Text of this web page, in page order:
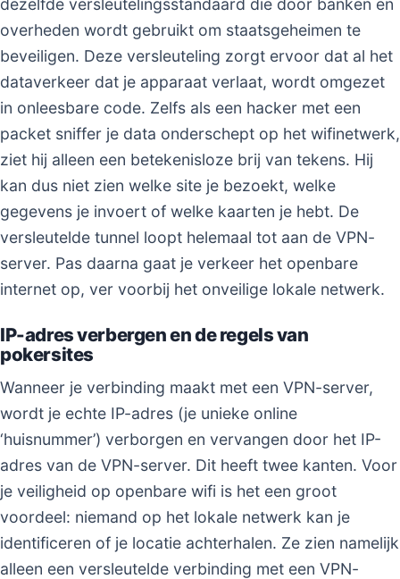
overheden wordt gebruikt om staatsgeheimen te
beveiligen. Deze versleuteling zorgt ervoor dat al het
dataverkeer dat je apparaat verlaat, wordt omgezet
in onleesbare code. Zelfs als een hacker met een
packet sniffer je data onderschept op het wifinetwerk,
ziet hij alleen een betekenisloze brij van tekens. Hij
kan dus niet zien welke site je bezoekt, welke
gegevens je invoert of welke kaarten je hebt. De
versleutelde tunnel loopt helemaal tot aan de VPN-
server. Pas daarna gaat je verkeer het openbare
internet op, ver voorbij het onveilige lokale netwerk.
IP-adres verbergen en de regels van
pokersites
Wanneer je verbinding maakt met een VPN-server,
wordt je echte IP-adres (je unieke online
‘huisnummer’) verborgen en vervangen door het IP-
adres van de VPN-server. Dit heeft twee kanten. Voor
je veiligheid op openbare wifi is het een groot
voordeel: niemand op het lokale netwerk kan je
identificeren of je locatie achterhalen. Ze zien namelijk
alleen een versleutelde verbinding met een VPN-